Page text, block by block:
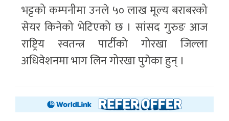
भट्टको कम्पनीमा उनले ५० लाख मूल्य बराबरको
सेयर किनेको भेटिएको छ । सांसद गुरुङ आज
राष्ट्रिय स्वतन्त्र पार्टीको गोरखा जिल्ला
अधिवेशनमा भाग लिन गोरखा पुगेका हुन् ।